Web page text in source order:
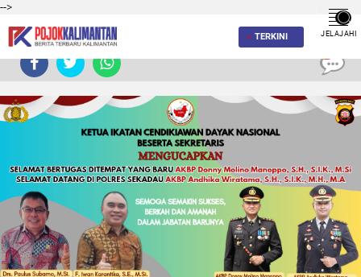
-->
TERKINI JELAJAHI